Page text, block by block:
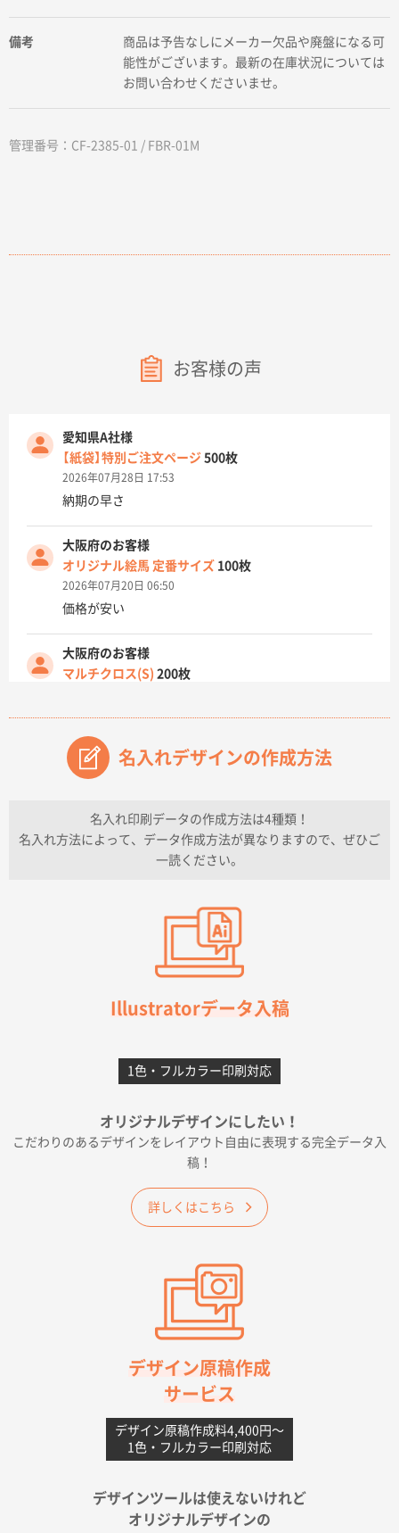
備考
商品は予告なしにメーカー欠品や廃盤になる可
能性がございます。最新の在庫状況については
お問い合わせくださいませ。
管理番号：CF-2385-01 / FBR-01M
お客様の声
愛知県A社様
【紙袋】特別ご注文ページ 500枚
2026年07月28日 17:53
納期の早さ
大阪府のお客様
オリジナル絵馬 定番サイズ 100枚
2026年07月20日 06:50
価格が安い
大阪府のお客様
マルチクロス(S) 200枚
原稿データ流用が可能で価格が妥当なこと
兵庫県のお客様
チケットホルダー ダブルポケット
上記のとおりです。
柳さんの対応が素晴らしかった。
フレキソレジ袋 Uバッグ 35号
5000枚
2026年06月28日 15:14
千葉県A社様
2026年06月19日 09:41
価格 大丈夫そうな会社に見えた
大阪府のお客様
A4フルカラークリアファイル1000枚
【ポリ】特別ご注文ページ1000枚
2026年06月08日 17:38
対応の速さ、丁寧さ、提案など
不織布フラットバッグ（A4縦サイズ）1000枚
2026年05月25日 15:10
が決め手です
名入れデザインの作成方法
名入れ印刷データの作成方法は4種類！
名入れ方法によって、データ作成方法が異なりますので、ぜひご
一読ください。
Illustratorデータ入稿
1色・フルカラー印刷対応
オリジナルデザインにしたい！
こだわりのあるデザインをレイアウト自由に表現する完全データ入
稿！
詳しくはこちら
デザイン原稿作成
サービス
デザイン原稿作成料4,400円〜
1色・フルカラー印刷対応
デザインツールは使えないけれど
オリジナルデザインの